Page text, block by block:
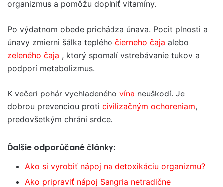
organizmus a pomôžu doplniť vitamíny.
Po výdatnom obede prichádza únava. Pocit plnosti a
únavy zmierni šálka teplého čierneho čaja alebo
zeleného čaja , ktorý spomalí vstrebávanie tukov a
podporí metabolizmus.
K večeri pohár vychladeného vína neuškodí. Je
dobrou prevenciou proti civilizačným ochoreniam,
predovšetkým chráni srdce.
Ďalšie odporúčané články:
Ako si vyrobiť nápoj na detoxikáciu organizmu?
Ako pripraviť nápoj Sangria netradične